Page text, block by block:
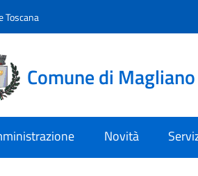
Toscana
Comune di
Novità